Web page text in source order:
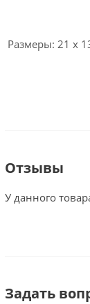
Размеры: 21 х
Отзывы
У данного
Задать